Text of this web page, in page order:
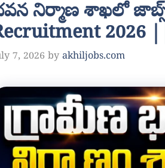
నిర్మాణ శాఖలో
2026
7, 2026 by akhiljobs.com